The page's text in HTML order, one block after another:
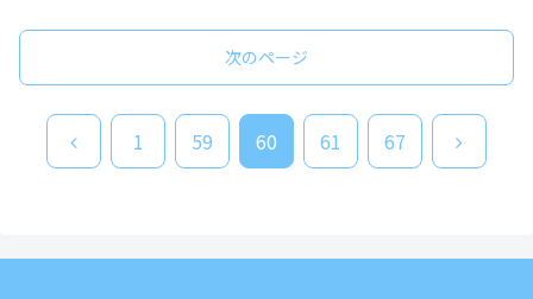
次のページ
前
1 59 60 61 67
次